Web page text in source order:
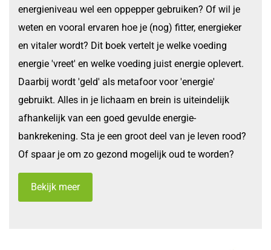
energieniveau wel een oppepper gebruiken? Of wil je
weten en vooral ervaren hoe je (nog) fitter, energieker
en vitaler wordt? Dit boek vertelt je welke voeding
energie 'vreet' en welke voeding juist energie oplevert.
Daarbij wordt 'geld' als metafoor voor 'energie'
gebruikt. Alles in je lichaam en brein is uiteindelijk
afhankelijk van een goed gevulde energie-
bankrekening. Sta je een groot deel van je leven rood?
Of spaar je om zo gezond mogelijk oud te worden?
Bekijk meer